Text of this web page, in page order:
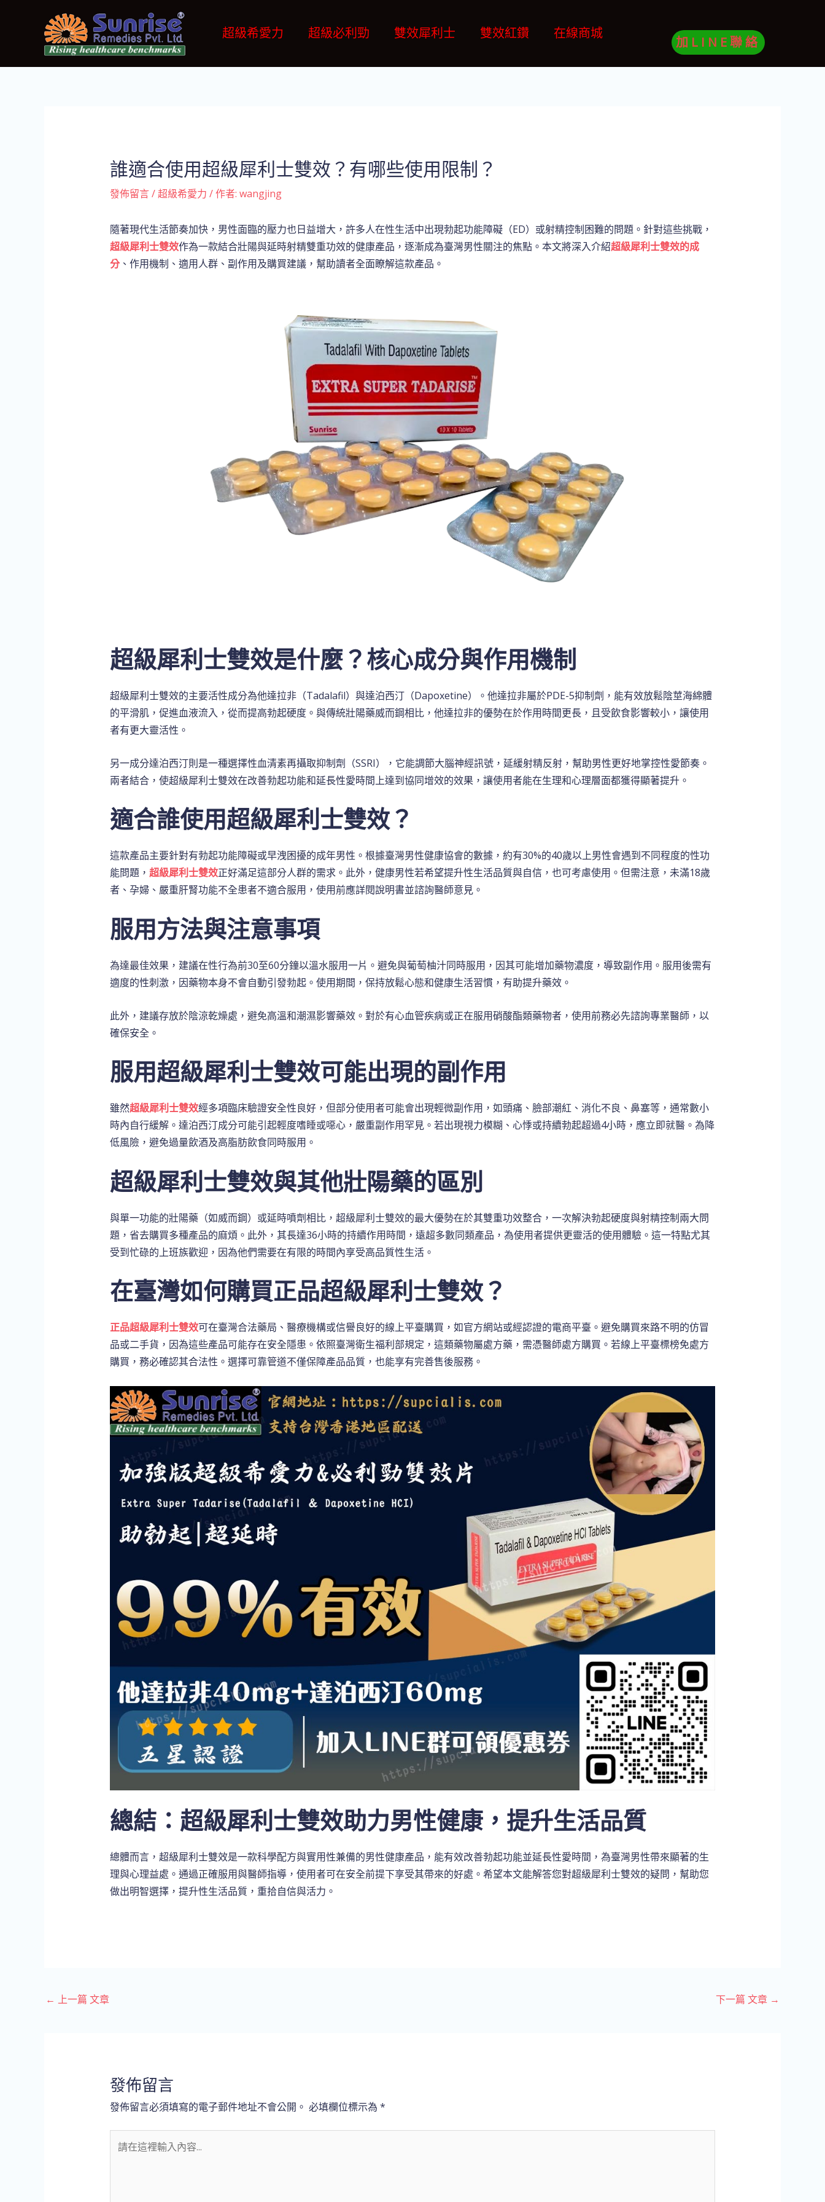
超級希愛力 超級必利勁 雙效犀利士 雙效紅鑽 在線商城
加LINE聯絡
誰適合使用超級犀利士雙效？有哪些使用限制？
發佈留言/超級希愛力 / 作者: wangjing
隨著現代生活節奏加快，男性面臨的壓力也日益增大，許多人在性生活中出現勃起功能障礙（ED）或射精控制困難的問題。針對這些挑戰，
超級犀利士雙效作為一款結合壯陽與延時射精雙重功效的健康產品，逐漸成為臺灣男性關注的焦點。本文將深入介紹超級犀利士雙效的成
分、作用機制、適用人群、副作用及購買建議，幫助讀者全面瞭解這款產品。
超級犀利士雙效是什麼？核心成分與作用機制
超級犀利士雙效的主要活性成分為他達拉非（Tadalafil）與達泊西汀（Dapoxetine）。他達拉非屬於PDE-5抑制劑，能有效放鬆陰莖海綿體
的平滑肌，促進血液流入，從而提高勃起硬度。與傳統壯陽藥威而鋼相比，他達拉非的優勢在於作用時間更長，且受飲食影響較小，讓使用
者有更大靈活性。
另一成分達泊西汀則是一種選擇性血清素再攝取抑制劑（SSRI），它能調節大腦神經訊號，延緩射精反射，幫助男性更好地掌控性愛節奏。
兩者結合，使超級犀利士雙效在改善勃起功能和延長性愛時間上達到協同增效的效果，讓使用者能在生理和心理層面都獲得顯著提升。
適合誰使用超級犀利士雙效？
這款產品主要針對有勃起功能障礙或早洩困擾的成年男性。根據臺灣男性健康協會的數據，約有30%的40歲以上男性會遇到不同程度的性功
能問題， 超級犀利士雙效正好滿足這部分人群的需求。此外，健康男性若希望提升性生活品質與自信，也可考慮使用。但需注意，未滿18歲
者、孕婦、嚴重肝腎功能不全患者不適合服用，使用前應詳閱說明書並諮詢醫師意見。
服用方法與注意事項
為達最佳效果，建議在性行為前30至60分鐘以溫水服用一片。避免與葡萄柚汁同時服用，因其可能增加藥物濃度，導致副作用。服用後需有
適度的性刺激，因藥物本身不會自動引發勃起。使用期間，保持放鬆心態和健康生活習慣，有助提升藥效。
此外，建議存放於陰涼乾燥處，避免高溫和潮濕影響藥效。對於有心血管疾病或正在服用硝酸酯類藥物者，使用前務必先諮詢專業醫師，以
確保安全。
服用超級犀利士雙效可能出現的副作用
雖然超級犀利士雙效經多項臨床驗證安全性良好，但部分使用者可能會出現輕微副作用，如頭痛、臉部潮紅、消化不良、鼻塞等，通常數小
時內自行緩解。達泊西汀成分可能引起輕度嗜睡或噁心，嚴重副作用罕見。若出現視力模糊、心悸或持續勃起超過4小時，應立即就醫。為降
低風險，避免過量飲酒及高脂肪飲食同時服用。
超級犀利士雙效與其他壯陽藥的區別
與單一功能的壯陽藥（如威而鋼）或延時噴劑相比，超級犀利士雙效的最大優勢在於其雙重功效整合，一次解決勃起硬度與射精控制兩大問
題，省去購買多種產品的麻煩。此外，其長達36小時的持續作用時間，遠超多數同類產品，為使用者提供更靈活的使用體驗。這一特點尤其
受到忙碌的上班族歡迎，因為他們需要在有限的時間內享受高品質性生活。
在臺灣如何購買正品超級犀利士雙效？
正品超級犀利士雙效可在臺灣合法藥局、醫療機構或信譽良好的線上平臺購買，如官方網站或經認證的電商平臺。避免購買來路不明的仿冒
品或二手貨，因為這些產品可能存在安全隱患。依照臺灣衛生福利部規定，這類藥物屬處方藥，需憑醫師處方購買。若線上平臺標榜免處方
購買，務必確認其合法性。選擇可靠管道不僅保障產品品質，也能享有完善售後服務。
總結：超級犀利士雙效助力男性健康，提升生活品質
總體而言，超級犀利士雙效是一款科學配方與實用性兼備的男性健康產品，能有效改善勃起功能並延長性愛時間，為臺灣男性帶來顯著的生
理與心理益處。通過正確服用與醫師指導，使用者可在安全前提下享受其帶來的好處。希望本文能解答您對超級犀利士雙效的疑問，幫助您
做出明智選擇，提升性生活品質，重拾自信與活力。
navigation
← 上一篇 文章 下一篇 文章 →
發佈留言
發佈留言必須填寫的電子郵件地址不會公開。 必填欄位標示為 *
在